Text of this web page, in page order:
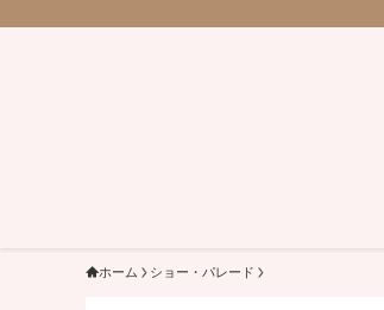
ホーム ショー・パレード